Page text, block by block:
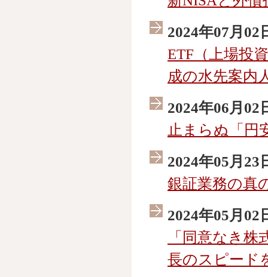
2024年07月02
ETF（上場投
成の水先案内
2024年06月02
止まらぬ「円
2024年05月23
銀証業務の真
2024年05月02
「同意なき
長のスピード